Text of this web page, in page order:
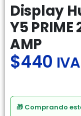
Display
Y5 PRIME
AMP
$440
🎁 Comprando